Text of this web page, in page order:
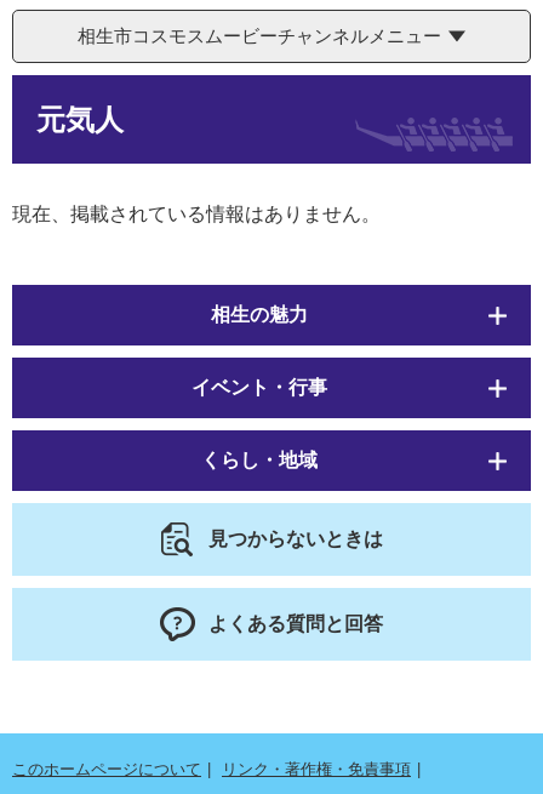
相生市コスモスムービーチャンネルメニュー
元気人
現在、掲載されている情報はありません。
相生の魅力
イベント・行事
くらし・地域
見つからないときは
よくある質問と回答
このホームページについて
リンク・著作権・免責事項